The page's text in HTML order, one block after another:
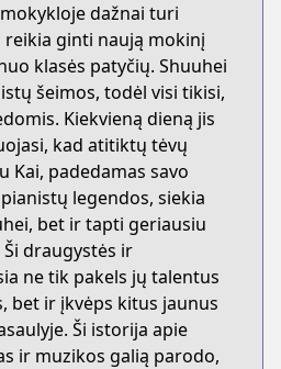
dažnai turi
reikia ginti naują mokinį
klasės patyčių. Shuuhei
šeimos, todėl visi tikisi,
Kiekvieną dieną jis
kad atitiktų tėvų
Kai, padedamas savo
legendos, siekia
bet ir tapti geriausiu
draugystės ir
ne tik pakels jų talentus
bet ir įkvėps kitus jaunus
Ši istorija apie
ir muzikos galią parodo,